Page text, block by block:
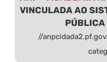
VINCULADA AO
//